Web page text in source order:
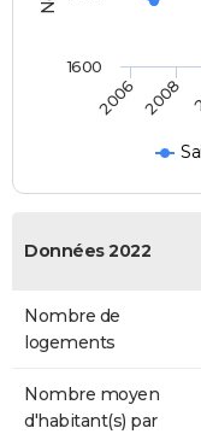
2006 2008
1600
Données 2022
Nombre de
logements
Nombre moyen
d'habitant(s) par